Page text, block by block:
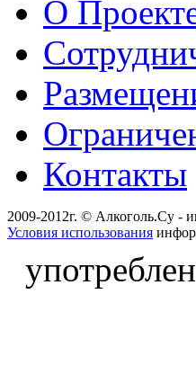
О
Контакты
2009-2012г. © Алкоголь.Су -
Условия использования